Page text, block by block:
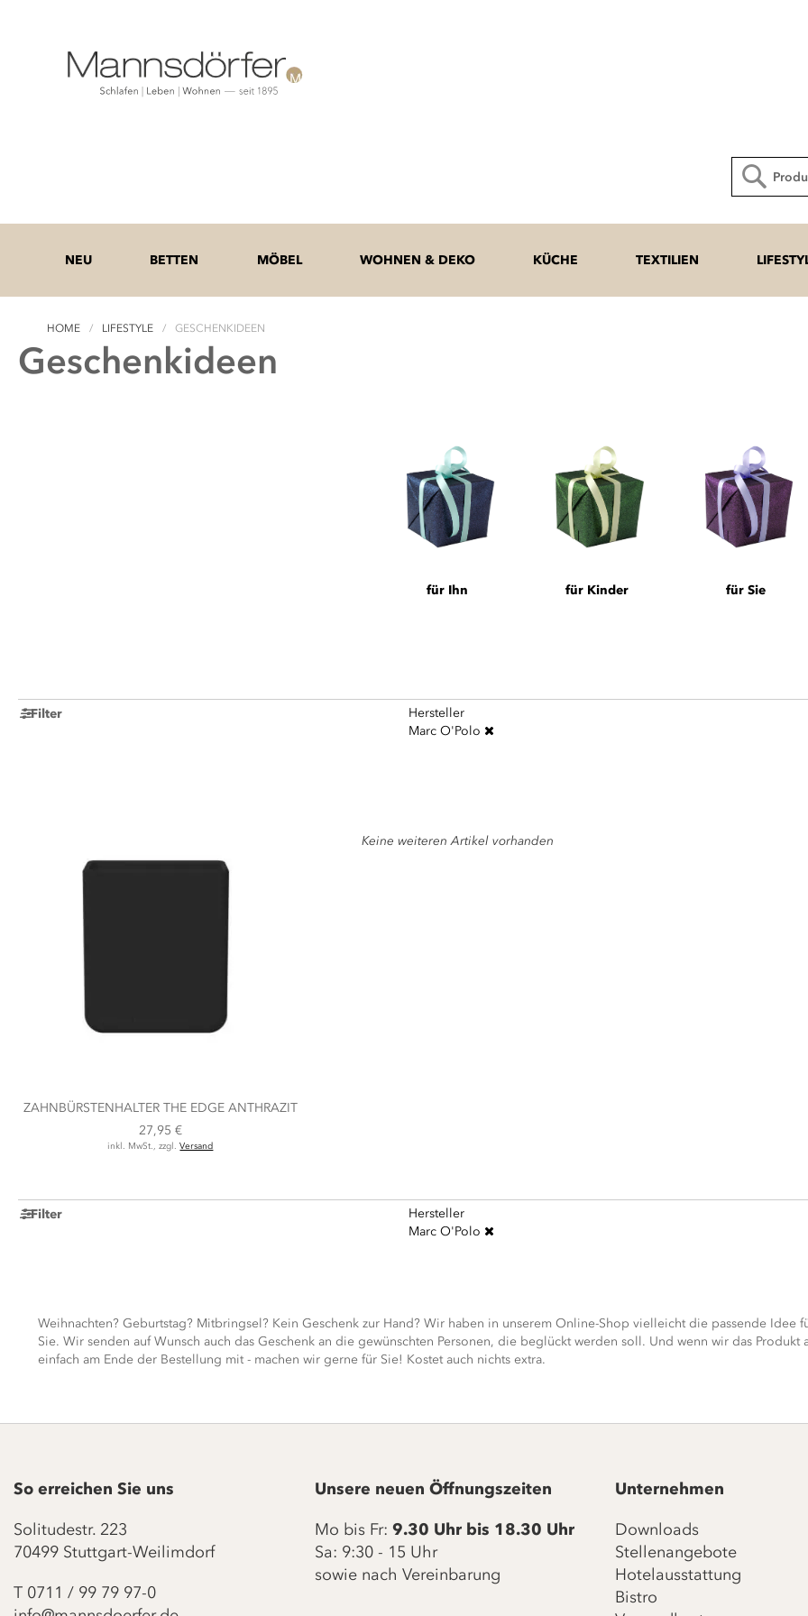
NEU BETTEN MÖBEL WOHNEN & DEKO KÜCHE TEXTILIEN
HOME LIFESTYLE GESCHENKIDEEN
Geschenkideen
für Ihn für Kinder für Sie
Filter
Hersteller
Marc O'Polo
ZAHNBÜRSTENHALTER THE EDGE ANTHRAZIT
27,95 €
inkl. MwSt., zzgl.Versand
Keine weiteren Artikel vorhanden
Filter
Hersteller
Marc O'Polo
Weihnachten? Geburtstag? Mitbringsel? Kein Geschenk zur Hand? Wir haben in unserem Online-Shop vielleicht die passende Idee
Sie. Wir senden auf Wunsch auch das Geschenk an die gewünschten Personen, die beglückt werden soll. Und wenn wir das
einfach am Ende der Bestellung mit - machen wir gerne für Sie! Kostet auch nichts extra.
So erreichen Sie uns
Solitudestr. 223
70499 Stuttgart-Weilimdorf
T 0711 / 99 79 97-0
Unsere neuen Öffnungszeiten
Mo bis Fr: 9.30 Uhr bis 18.30 Uhr
Sa: 9:30 - 15 Uhr
sowie nach Vereinbarung
Unternehmen
Downloads
Stellenangebote
Hotelausstattung
Bistro